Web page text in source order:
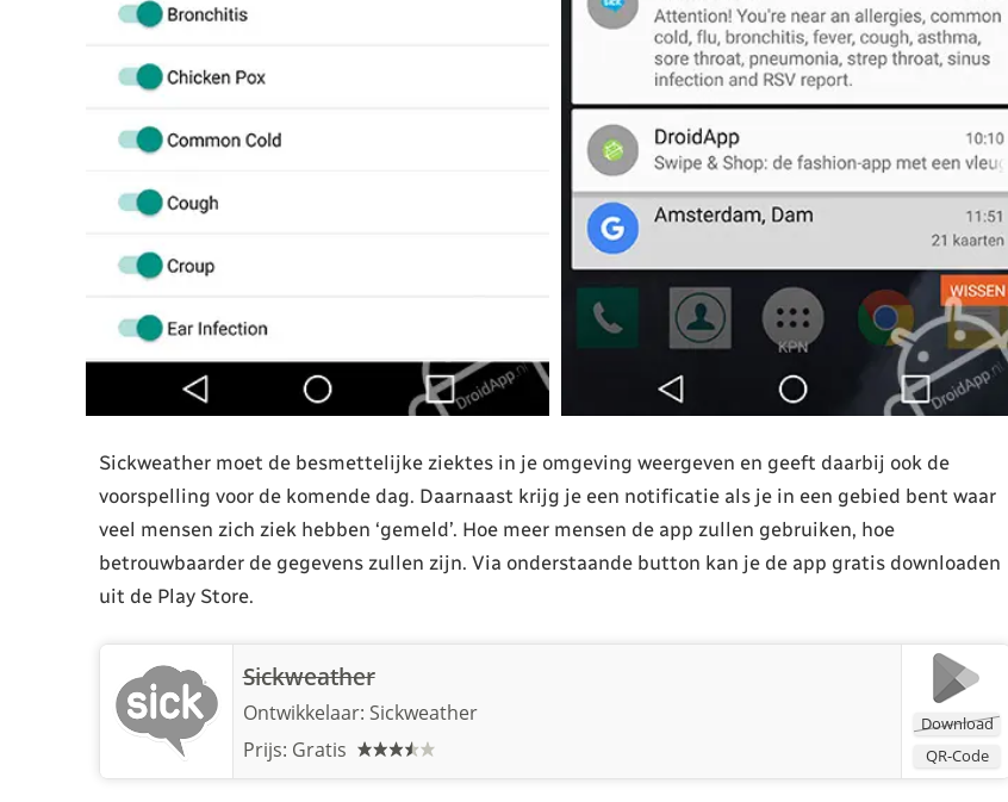
Sickweather moet de besmettelijke ziektes in je omgeving weergeven en geeft daarbij ook de
voorspelling voor de komende dag. Daarnaast krijg je een notificatie als je in een gebied bent waar
veel mensen zich ziek hebben ‘gemeld’. Hoe meer mensen de app zullen gebruiken, hoe
betrouwbaarder de gegevens zullen zijn. Via onderstaande button kan je de app gratis downloaden
uit de Play Store.
Download
QR-Code
Sickweather
Ontwikkelaar: Sickweather
Prijs: Gratis